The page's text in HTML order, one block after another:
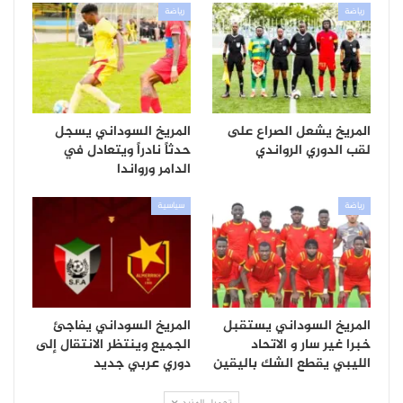
رياضة
المريخ يشعل الصراع على
لقب الدوري الرواندي
رياضة
المريخ السوداني يسجل
حدثاً نادراً ويتعادل في
الدامر ورواندا
رياضة
المريخ السوداني يستقبل
خبرا غير سار و الاتحاد
الليبي يقطع الشك باليقين
سياسية
المريخ السوداني يفاجئ
الجميع وينتظر الانتقال إلى
دوري عربي جديد